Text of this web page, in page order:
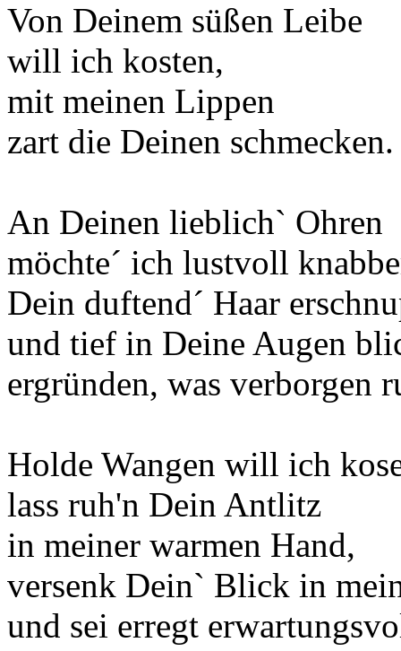
Von Deinem süßen Leibe
will ich kosten,
mit meinen Lippen
zart die Deinen schmecken.
An Deinen lieblich` Ohren
möchte´ ich lustvoll
Dein duftend´ Haar
und tief in Deine Augen
ergründen, was verborgen
Holde Wangen will ich
lass ruh'n Dein Antlitz
in meiner warmen Hand,
versenk Dein` Blick in
und sei erregt